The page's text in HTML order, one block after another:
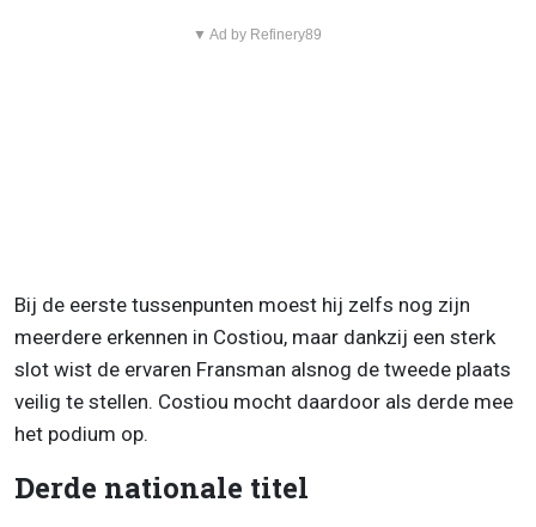
▼ Ad by Refinery89
Bij de eerste tussenpunten moest hij zelfs nog zijn
meerdere erkennen in Costiou, maar dankzij een sterk
slot wist de ervaren Fransman alsnog de tweede plaats
veilig te stellen. Costiou mocht daardoor als derde mee
het podium op.
Derde nationale titel